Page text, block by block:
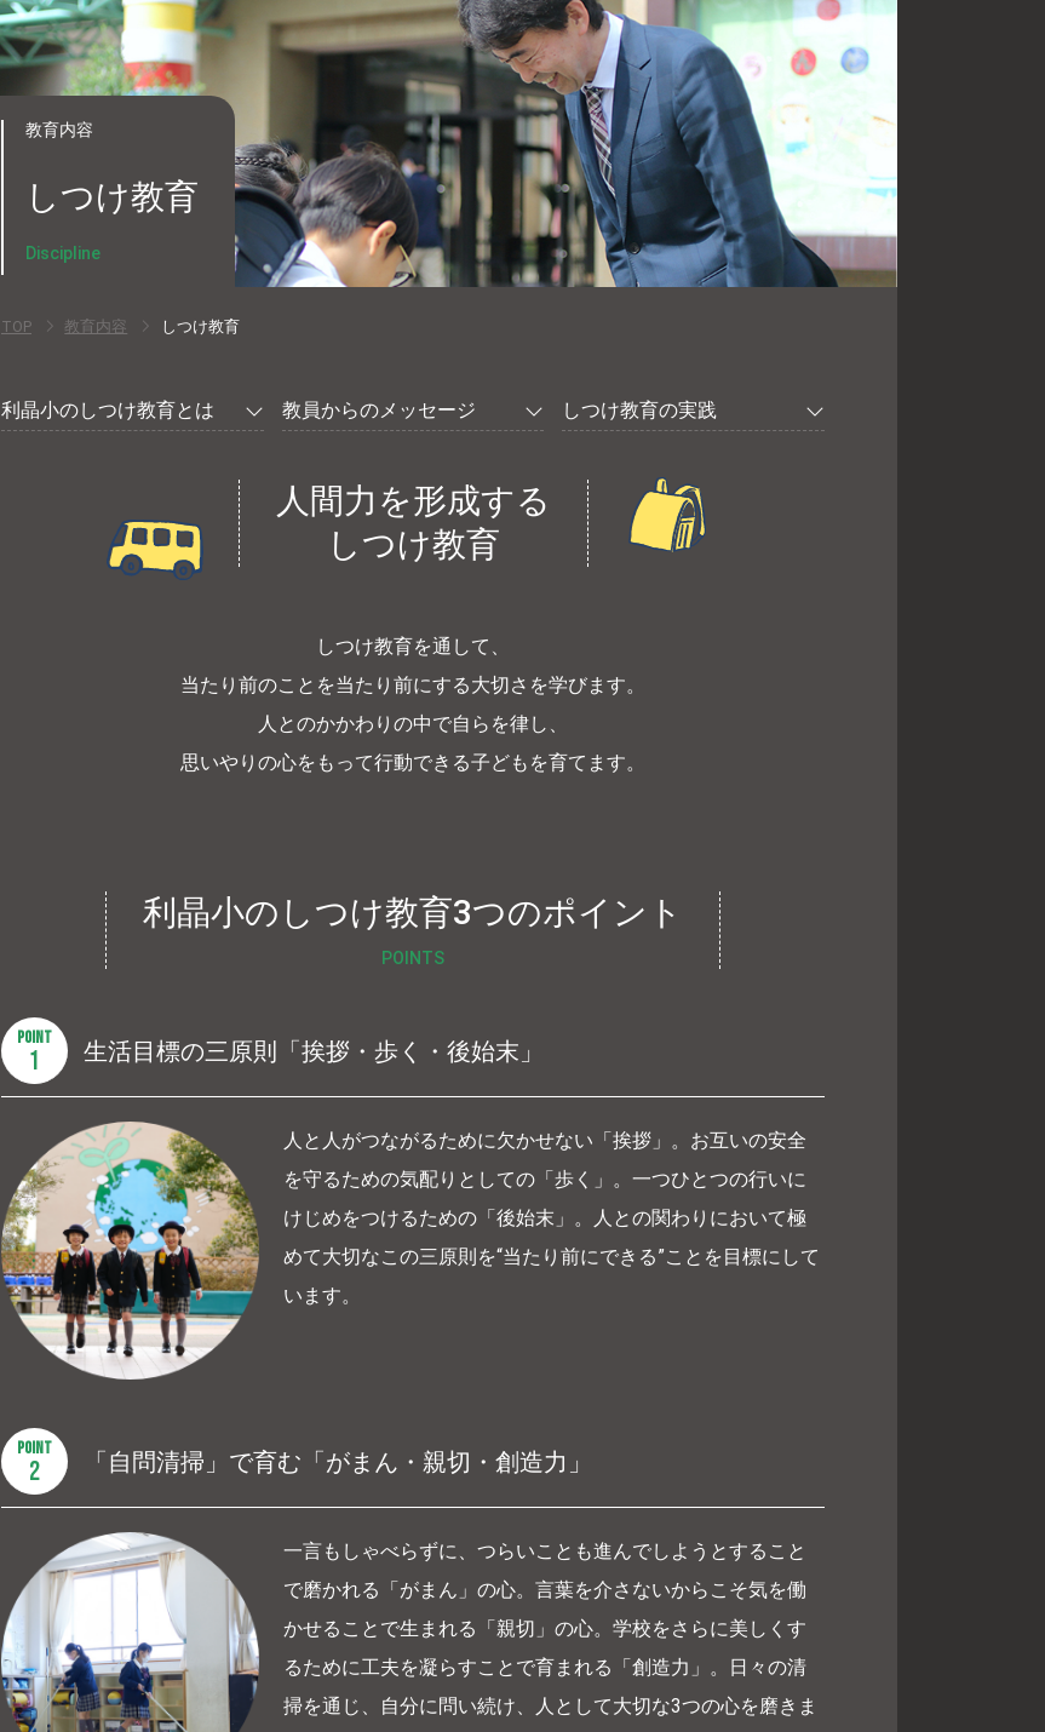
教育内容
しつけ教育
Discipline
TOP 教育内容 しつけ教育
利晶小のしつけ教育とは 教員からのメッセージ しつけ教育の実践
人間力を形成する
しつけ教育
しつけ教育を通して、
当たり前のことを当たり前にする大切さを学びます。
人とのかかわりの中で自らを律し、
思いやりの心をもって行動できる子どもを育てます。
利晶小のしつけ教育3つのポイント
POINTS
POINT
1 生活目標の三原則 「挨拶・歩く・後始末」
人と人がつながるために欠かせない「挨拶」。お互いの安全
を守るための気配りとしての「歩く」。一つひとつの行いに
けじめをつけるための「後始末」。人との関わりにおいて極
めて大切なこの三原則を“当たり前にできる”ことを目標にして
います。
POINT
2 「自問清掃」で育む 「がまん・親切・創造力」
一言もしゃべらずに、つらいことも進んでしようとすること
で磨かれる「がまん」の心。言葉を介さないからこそ気を働
かせることで生まれる「親切」の心。学校をさらに美しくす
るために工夫を凝らすことで育まれる「創造力」。日々の清
掃を通じ、自分に問い続け、人として大切な3つの心を磨きま